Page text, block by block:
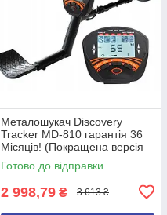
Металошукач Discovery
Tracker MD-810 гарантія 36
Місяців! (Покращена версія
2026 року)
Готово до відправки
2 998,79 ₴ 3 613 ₴